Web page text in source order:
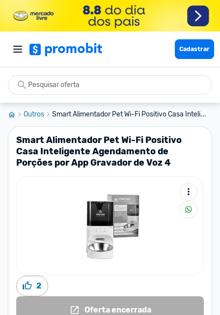
Cadastrar
Outros Smart Alimentador Pet Wi-Fi Positivo Casa Inteli...
Smart Alimentador Pet Wi-Fi Positivo
Casa Inteligente Agendamento de
Porções por App Gravador de Voz 4
2
Oferta encerrada